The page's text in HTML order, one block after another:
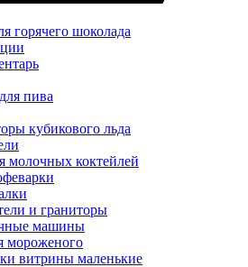
горячего шоколада
пива
кубикового льда
молочных коктейлей
и граниторы
машины
мороженого
витрины маленькие